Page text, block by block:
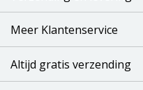
Meer Klantenservice
Altijd gratis verzending